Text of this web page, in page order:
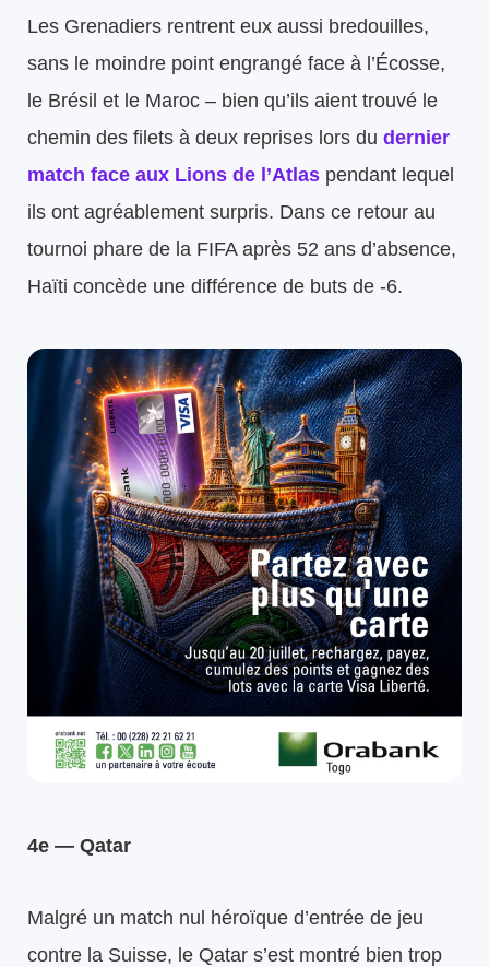
Les Grenadiers rentrent eux aussi bredouilles,
sans le moindre point engrangé face à l’Écosse,
le Brésil et le Maroc – bien qu’ils aient trouvé le
chemin des filets à deux reprises lors du dernier
match face aux Lions de l’Atlas pendant lequel
ils ont agréablement surpris. Dans ce retour au
tournoi phare de la FIFA après 52 ans d’absence,
Haïti concède une différence de buts de -6.
4e — Qatar
Malgré un match nul héroïque d’entrée de jeu
contre la Suisse, le Qatar s’est montré bien trop